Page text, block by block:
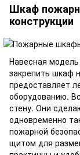
Шкаф
конструкции
Навесная
закрепить шкаф
предоставляет
оборудованию.
стену. Они
одновременно
пожарной
щитом для